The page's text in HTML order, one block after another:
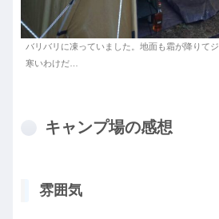
バリバリに凍っていました。地面も霜が降りて
寒いわけだ…
キャンプ場の感想
雰囲気